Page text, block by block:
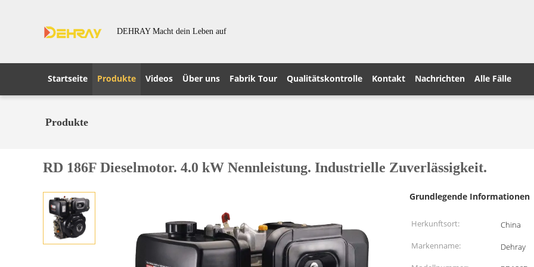
DEHRAY Macht dein Leben auf
Startseite Produkte Videos Über uns Fabrik Tour Qualitätskontrolle Kontakt Nachrichten Alle Fälle
Produkte
RD 186F Dieselmotor. 4.0 kW Nennleistung. Industrielle Zuverlässigkeit.
Grundlegende Informationen
Herkunftsort:
China
Markenname:
Dehray